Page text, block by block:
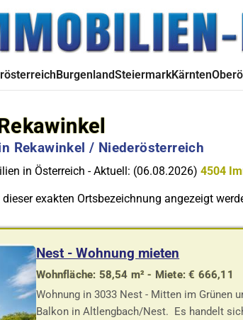
BurgenlandSteiermarkKärnten
Rekawinkel / Niederösterreich
in Österreich - Aktuell: (06.08.2026)4504
exakten Ortsbezeichnung angezeigt
Nest - Wohnung mieten
Wohnfläche: 58,54 m² - Miete: € 666,11
Wohnung in 3033 Nest - Mitten im Grünen
Balkon in Altlengbach/Nest. Es handelt